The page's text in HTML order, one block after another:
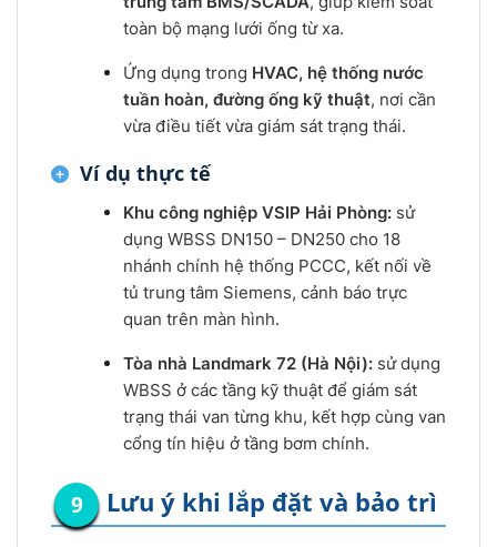
toàn bộ mạng lưới ống từ xa.
Ứng dụng trong HVAC, hệ thống nước
tuần hoàn, đường ống kỹ thuật, nơi cần
vừa điều tiết vừa giám sát trạng thái.
Ví dụ thực tế
Khu công nghiệp VSIP Hải Phòng:sử
dụng WBSS DN150 – DN250 cho 18
nhánh chính hệ thống PCCC, kết nối về
tủ trung tâm Siemens, cảnh báo trực
quan trên màn hình.
Tòa nhà Landmark 72 (Hà Nội):sử dụng
WBSS ở các tầng kỹ thuật để giám sát
trạng thái van từng khu, kết hợp cùng van
cổng tín hiệu ở tầng bơm chính.
Lưu ý khi lắp đặt và bảo trì